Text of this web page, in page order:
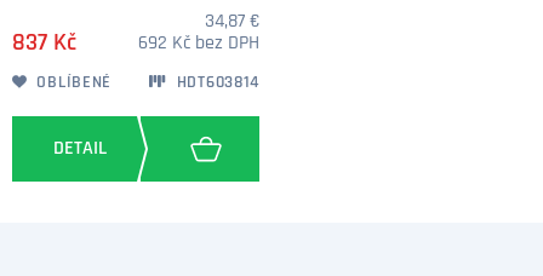
837 Kč
34,87 €
692 Kč bez DPH
OBLÍBENÉ HDT603814